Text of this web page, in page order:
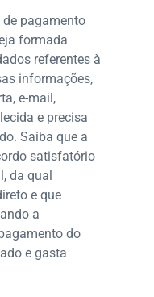
pagamento
formada
referentes à
informações,
e-mail,
e precisa
Saiba que a
satisfatório
da qual
e que
a
do
e gasta